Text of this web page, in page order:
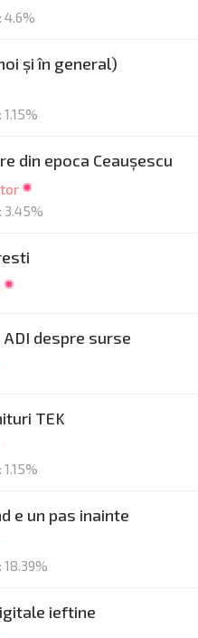
4.6%
și în general)
din epoca Ceaușescu
3.45%
despre surse
TEK
e un pas inainte
18.39%
ieftine